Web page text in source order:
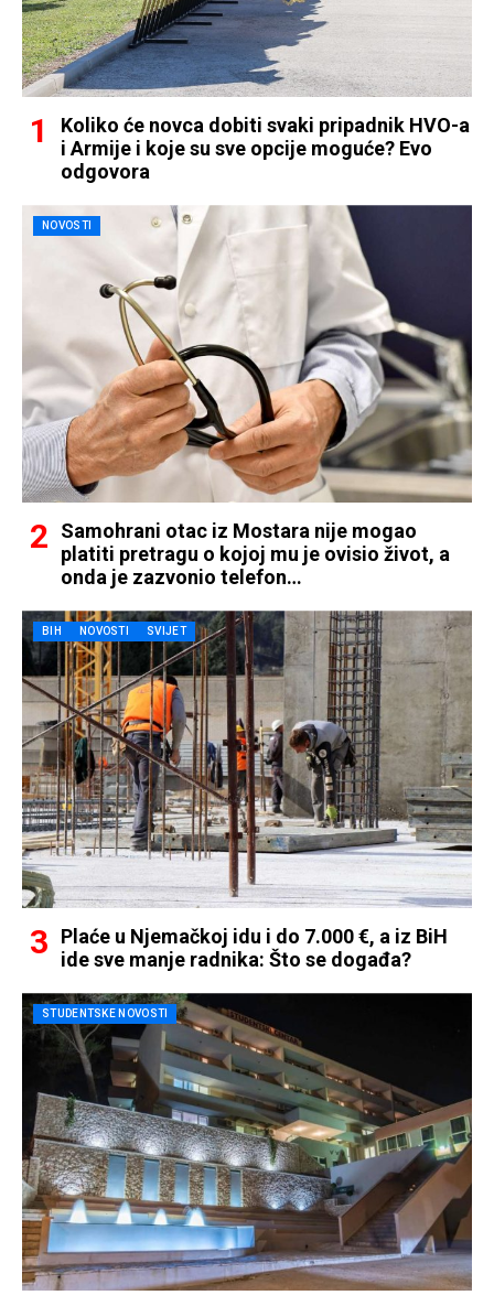
Koliko će novca dobiti svaki pripadnik HVO-a
i Armije i koje su sve opcije moguće? Evo
odgovora
NOVOSTI
Samohrani otac iz Mostara nije mogao
platiti pretragu o kojoj mu je ovisio život, a
onda je zazvonio telefon…
BIH NOVOSTI SVIJET
Plaće u Njemačkoj idu i do 7.000 €, a iz BiH
ide sve manje radnika: Što se događa?
STUDENTSKE NOVOSTI